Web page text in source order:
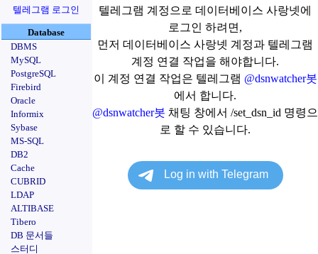
텔레그램 로그인
Database
DBMS
MySQL
PostgreSQL
Firebird
Oracle
Informix
Sybase
MS-SQL
DB2
Cache
CUBRID
LDAP
ALTIBASE
Tibero
DB 문서들
스터디
텔레그램 계정으로 데이터베이스 사랑넷에
로그인 하려면,
먼저 데이터베이스 사랑넷 계정과 텔레그램
계정 연결 작업을 해야합니다.
이 계정 연결 작업은 텔레그램 @dsnwatcher봇
에서 합니다.
@dsnwatcher봇 채팅 창에서 /set_dsn_id 명령으
로 할 수 있습니다.